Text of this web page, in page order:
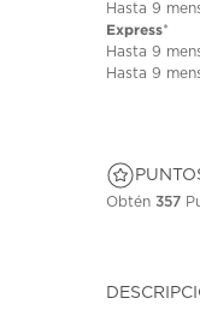
Hasta9
Express*
Hasta9
Hasta9
Obtén357